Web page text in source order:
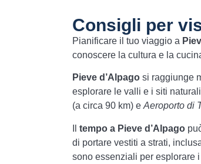
Consigli per
Pianificare il tuo viaggio a
conoscere la cultura e la
Pieve d’Alpagosi raggiunge
esplorare le valli e i siti
(a circa 90 km) e Aeroporto di
tempo a Pieve d’Alpago
di portare vestiti a strati,
sono essenziali per esplorare